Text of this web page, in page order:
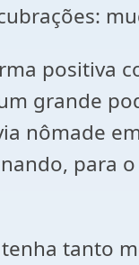
positiva
grande
nômade
para
tanto